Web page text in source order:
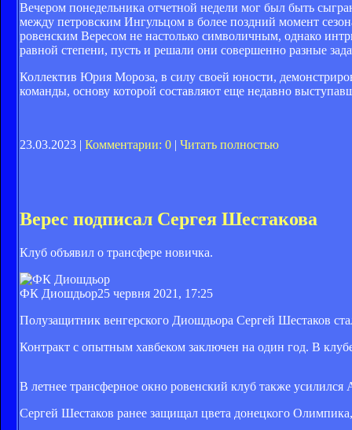
Вечером понедельника отчетной недели мог был быть
между петровским Ингульцом в более поздний момент
ровенским Вересом не настолько символичным, однако
равной степени, пусть и решали они совершенно разные
Коллектив Юрия Мороза, в силу своей юности,
команды, основу которой составляют еще недавно
23.03.2023 | Комментарии: 0 | Читать полностью
Верес подписал Сергея Шестакова
Клуб объявил о трансфере новичка.
ФК Диошдьор25 червня 2021, 17:25
Полузащитник венгерского Диошдьора Сергей Шестаков
Контракт с опытным хавбеком заключен на один год. В
В летнее трансферное окно ровенский клуб также
Сергей Шестаков ранее защищал цвета донецкого